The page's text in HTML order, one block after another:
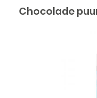
Chocolade